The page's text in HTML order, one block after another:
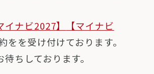
イナビ2027】
【マイナビ
をを受け付けております。
ちしております。